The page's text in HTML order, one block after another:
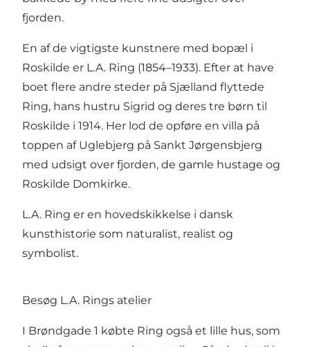
fjorden.
En af de vigtigste kunstnere med bopæl i
Roskilde er L.A. Ring (1854–1933). Efter at have
boet flere andre steder på Sjælland flyttede
Ring, hans hustru Sigrid og deres tre børn til
Roskilde i 1914. Her lod de opføre en villa på
toppen af Uglebjerg på Sankt Jørgensbjerg
med udsigt over fjorden, de gamle hustage og
Roskilde Domkirke.
L.A. Ring er en hovedskikkelse i dansk
kunsthistorie som naturalist, realist og
symbolist.
Besøg L.A. Rings atelier
I Brøndgade 1 købte Ring også et lille hus, som